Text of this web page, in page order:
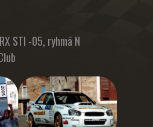
STI -05, ryhmä N